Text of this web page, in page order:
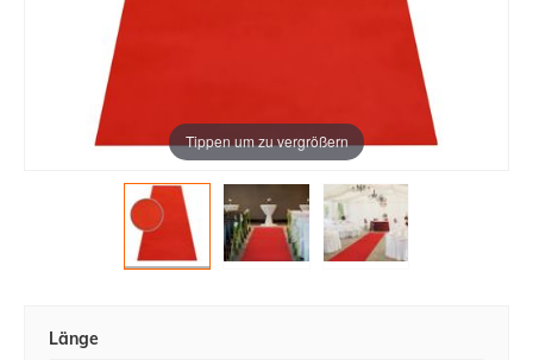
Tippen um zu vergrößern
Länge